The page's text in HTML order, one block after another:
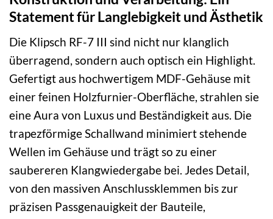
Statement für Langlebigkeit und Ästhetik
Die Klipsch RF-7 III sind nicht nur klanglich
überragend, sondern auch optisch ein Highlight.
Gefertigt aus hochwertigem MDF-Gehäuse mit
einer feinen Holzfurnier-Oberfläche, strahlen sie
eine Aura von Luxus und Beständigkeit aus. Die
trapezförmige Schallwand minimiert stehende
Wellen im Gehäuse und trägt so zu einer
saubereren Klangwiedergabe bei. Jedes Detail,
von den massiven Anschlussklemmen bis zur
präzisen Passgenauigkeit der Bauteile,